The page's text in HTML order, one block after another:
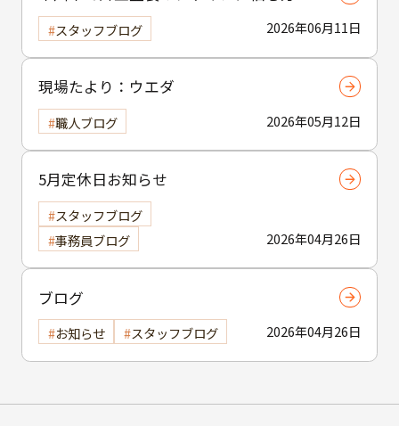
｜ 色選びの失敗を防ぐポイント
2026年06月11日
スタッフブログ
現場たより：ウエダ
2026年05月12日
職人ブログ
5月定休日お知らせ
2026年04月26日
スタッフブログ
事務員ブログ
ブログ
2026年04月26日
お知らせ スタッフブログ